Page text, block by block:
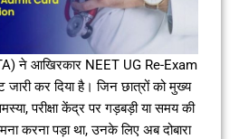
ने आखिरकार NEET UG Re-Exam
कर दिया है। जिन छात्रों को मुख्य
परीक्षा केंद्र पर गड़बड़ी या समय की
करना पड़ा था, उनके लिए अब दोबारा